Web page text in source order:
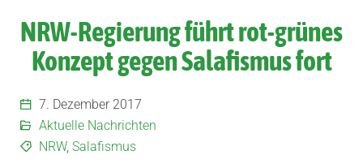
NRW-Regierung führt rot-grünes
Konzept gegen Salafismus fort
7. Dezember 2017
Aktuelle Nachrichten
NRW, Salafismus